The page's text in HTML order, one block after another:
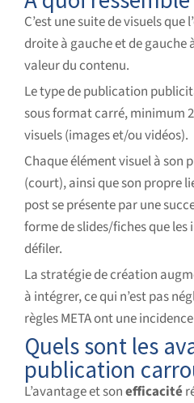
C’est une suite de visuels que
droite à gauche et de gauche
valeur du contenu.
Le type de publication
sous format carré, minimum
visuels (images et/ou vidéos).
Chaque élément visuel à
(court), ainsi que son propre
post se présente par une
forme de slides/fiches que
défiler.
La stratégie de création
à intégrer, ce qui n’est pas
règles META ont une
Quels sont les
publication
L’avantage et sonefficacité